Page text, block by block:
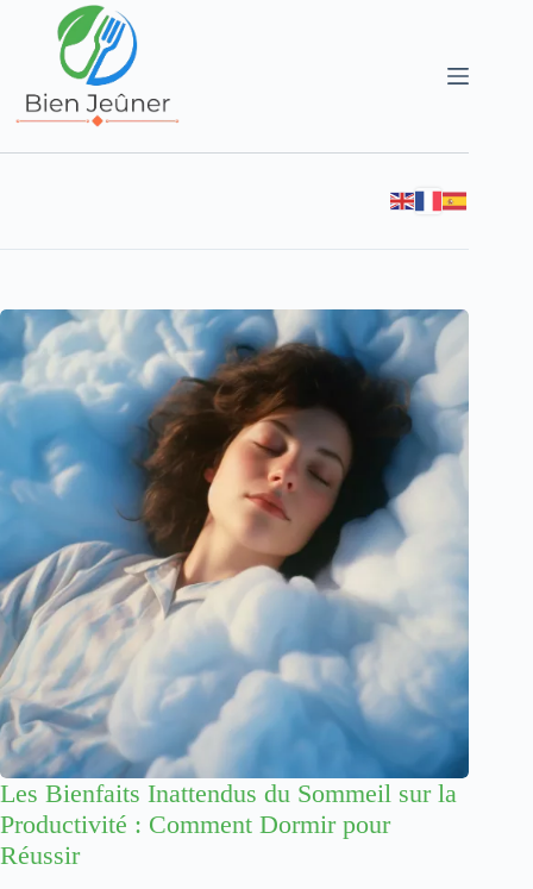
Les Bienfaits Inattendus du Sommeil sur la
Productivité : Comment Dormir pour
Réussir